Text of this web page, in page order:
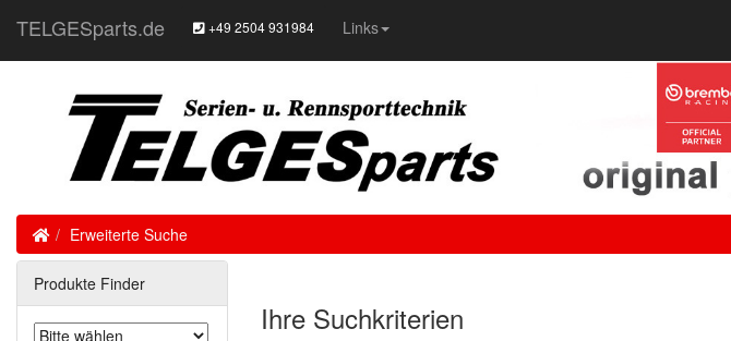
TELGESparts.de +49 2504 931984 Links
HomeErweiterte Suche
Ihre Suchkriterien
Produkte Finder